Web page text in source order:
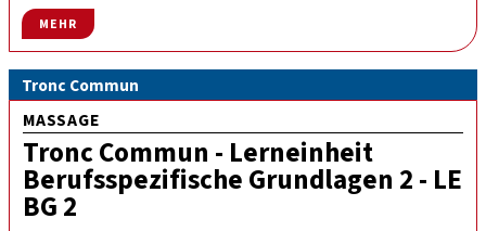
MEHR
Tronc Commun
MASSAGE
Tronc Commun - Lerneinheit
Berufsspezifische Grundlagen 2 - LE
BG 2